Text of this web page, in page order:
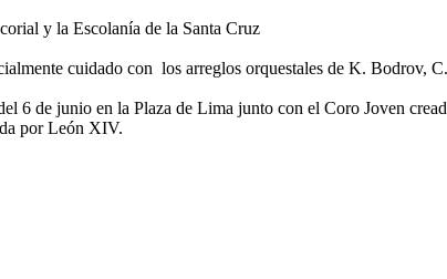
y la Escolanía de la Santa Cruz
cuidado con los arreglos orquestales de K. Bodrov,
6 de junio en la Plaza de Lima junto con el Coro Joven
por León XIV.